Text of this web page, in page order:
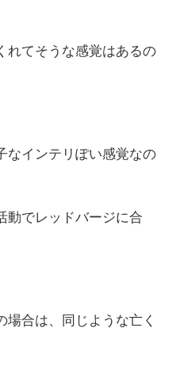
れてそうな感覚はあるの
なインテリぽい感覚なの
動でレッドバージに合
合は、同じような亡く